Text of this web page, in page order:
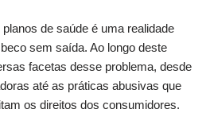
de saúde é uma realidade
sem saída. Ao longo deste
facetas desse problema, desde
até as práticas abusivas que
os direitos dos consumidores.